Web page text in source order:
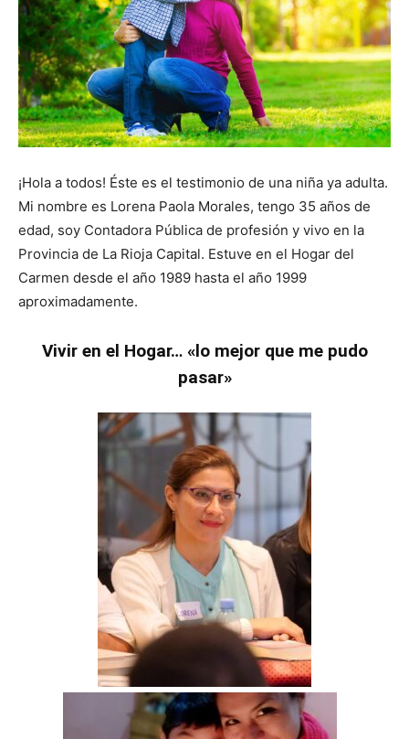
¡Hola a todos! Éste es el testimonio de una niña ya adulta.
Mi nombre es Lorena Paola Morales, tengo 35 años de
edad, soy Contadora Pública de profesión y vivo en la
Provincia de La Rioja Capital. Estuve en el Hogar del
Carmen desde el año 1989 hasta el año 1999
aproximadamente.
Vivir en el Hogar… «lo mejor que me pudo
pasar»